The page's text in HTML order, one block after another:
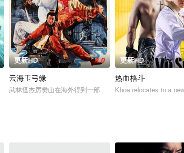
而展开一段冒险之旅。为了实现家族的夙愿，她前往藏宝海
更新HD 4.0
云海玉弓缘
武林怪杰厉樊山在海外得到一部武林秘桫苦练修罗阴煞功，
更新HD
热血格斗
Khoa relocates to a